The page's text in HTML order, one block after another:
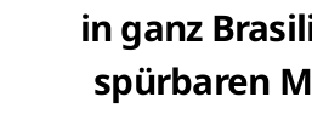
in ganz
spürbaren